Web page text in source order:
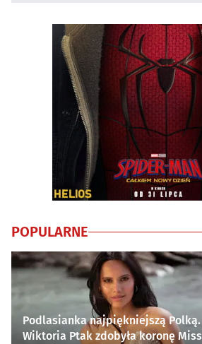
POPULARNE
Podlasianka najpiękniejszą Polką.
Wiktoria Ptak zdobyła koronę Miss